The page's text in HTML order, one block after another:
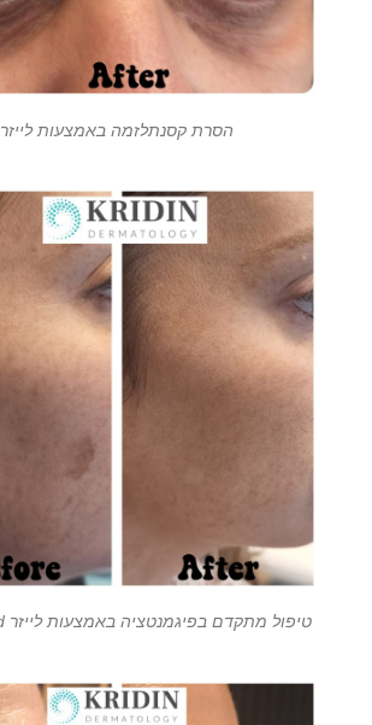
הסרת קסנתלזמה באמצעות לייזר
טיפול מתקדם בפיגמנטציה באמצעות לייזר q-switched